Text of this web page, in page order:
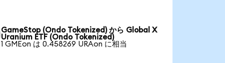
GameStop (Ondo Tokenized) から Global X
Uranium ETF (Ondo Tokenized)
1 GMEon は 0.458269 URAon に相当